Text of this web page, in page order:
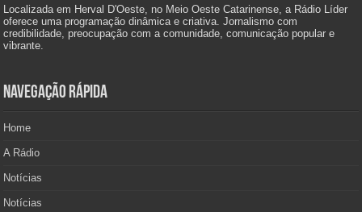
Localizada em Herval D'Oeste, no Meio Oeste Catarinense, a Rádio Líder
oferece uma programação dinâmica e criativa. Jornalismo com
credibilidade, preocupação com a comunidade, comunicação popular e
vibrante.
Navegação Rápida
Home
A Rádio
Notícias
Notícias